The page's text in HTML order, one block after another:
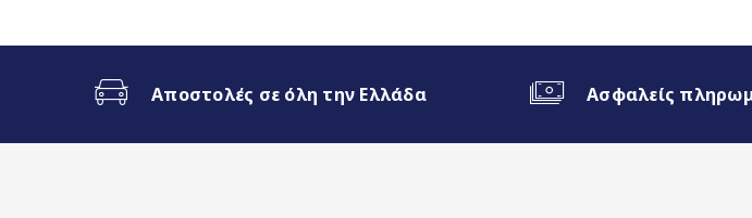
Ασύρματο CarPlay & Ασύρματο Android Auto
Αποστολές σε όλη την Ελλάδα Ασφαλείς